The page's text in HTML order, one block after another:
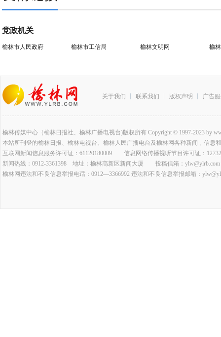
党政机关
榆林市人民政府 榆林市工信局 榆林文明网 榆
关于我们 联系我们 版权声明 广告
榆林传媒中心（榆林日报社、榆林广播电视台)版权所有 Copyright © 1997-2023 by
本站所刊登的榆林日报、榆林电视台、榆林人民广播电台及榆林网各种新闻﹑信
互联网新闻信息服务许可证：61120180009 信息网络传播视听节目许可证：
新闻热线：0912-3361398 地址：榆林高新区新闻大厦 投稿信箱：ylw@ylrb.com
榆林网违法和不良信息举报电话：0912—3366992 违法和不良信息举报邮箱：